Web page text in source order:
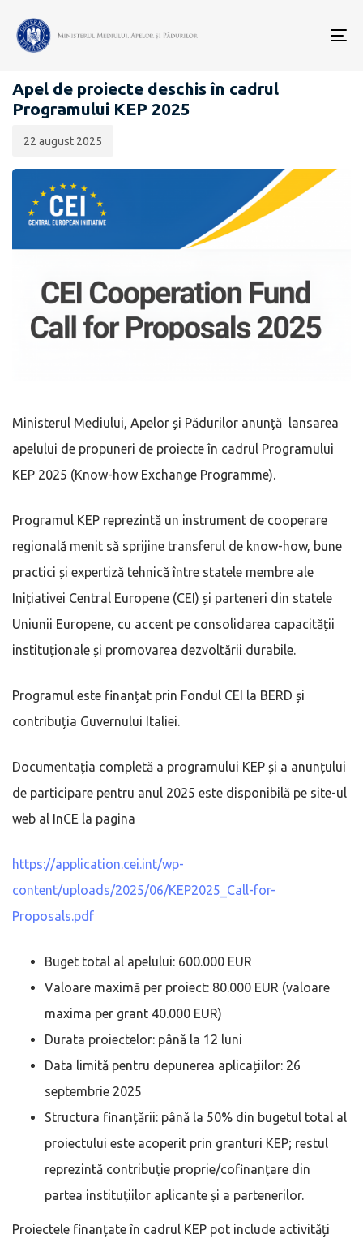
KEP 2025
Apel de proiecte deschis în cadrul
Programului KEP 2025
publicării:
22 august 2025
Ministerul Mediului, Apelor și Pădurilor anunță lansarea
apelului de propuneri de proiecte în cadrul Programului
KEP 2025 (Know-how Exchange Programme).
Programul KEP reprezintă un instrument de cooperare
regională menit să sprijine transferul de know-how, bune
practici și expertiză tehnică între statele membre ale
Inițiativei Central Europene (CEI) și parteneri din statele
Uniunii Europene, cu accent pe consolidarea capacității
instituționale și promovarea dezvoltării durabile.
Programul este finanțat prin Fondul CEI la BERD și
contribuția Guvernului Italiei.
Documentația completă a programului KEP și a anunțului
de participare pentru anul 2025 este disponibilă pe site-ul
web al InCE la pagina
https://application.cei.int/wp-
content/uploads/2025/06/KEP2025_Call-for-
Proposals.pdf
Buget total al apelului: 600.000 EUR
Valoare maximă per proiect: 80.000 EUR (valoare
maxima per grant 40.000 EUR)
Durata proiectelor: până la 12 luni
Data limită pentru depunerea aplicațiilor: 26
septembrie 2025
Structura finanțării: până la 50% din bugetul total al
proiectului este acoperit prin granturi KEP; restul
reprezintă contribuție proprie/cofinanțare din
partea instituțiilor aplicante și a partenerilor.
Proiectele finanțate în cadrul KEP pot include activități